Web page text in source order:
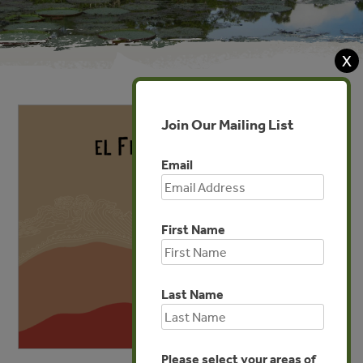
X
Join Our Mailing List
Email
First Name
Last Name
Please select your areas of